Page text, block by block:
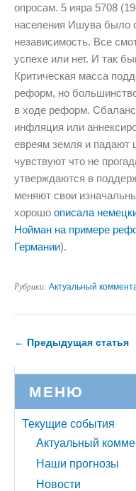
опросам. 5 ияра 5708
населения Ишува было
независимость. Все
успехе или нет. И так
Критическая масса
реформ, но
в ходе реформ.
инфляция или
евреям земля и падают
чувствуют что не
утверждаются в
меняют свои
хорошо описала
Нойман на примере
Германии).
Рубрики: Актуальный
← Предыдущая статья
МЕНЮ
Текущие события
Актуальный
Наши прогнозы
Новости